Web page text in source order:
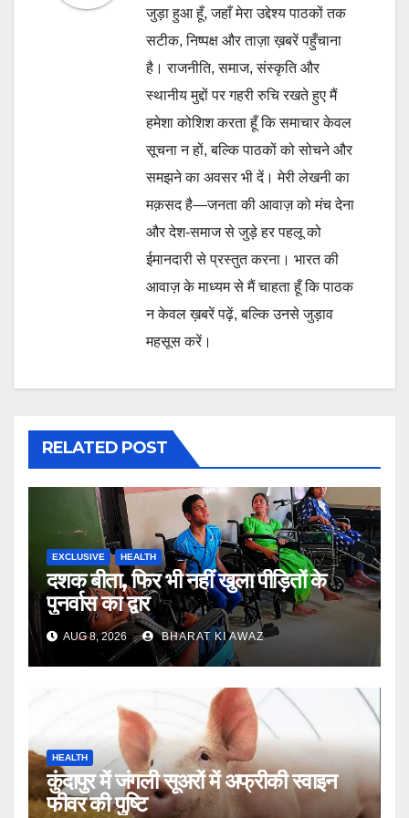
जुड़ा हुआ हूँ, जहाँ मेरा उद्देश्य पाठकों तक
सटीक, निष्पक्ष और ताज़ा ख़बरें पहुँचाना
है। राजनीति, समाज, संस्कृति और
स्थानीय मुद्दों पर गहरी रुचि रखते हुए मैं
हमेशा कोशिश करता हूँ कि समाचार केवल
सूचना न हों, बल्कि पाठकों को सोचने और
समझने का अवसर भी दें। मेरी लेखनी का
मक़सद है—जनता की आवाज़ को मंच देना
और देश-समाज से जुड़े हर पहलू को
ईमानदारी से प्रस्तुत करना। भारत की
आवाज़ के माध्यम से मैं चाहता हूँ कि पाठक
न केवल ख़बरें पढ़ें, बल्कि उनसे जुड़ाव
महसूस करें।
RELATED POST
EXCLUSIVE HEALTH
दशक बीता, फिर भी नहीं खुला पीड़ितों के
पुनर्वास का द्वार
AUG 8, 2026 BHARAT KI AWAZ
HEALTH
कुंदापुर में जंगली सूअरों में अफ्रीकी स्वाइन
फीवर की पुष्टि